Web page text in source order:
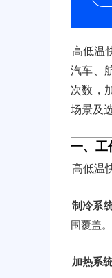
高低温
汽车、
次数，
场景及
一、工
高低温
制冷系
围覆盖
加热系